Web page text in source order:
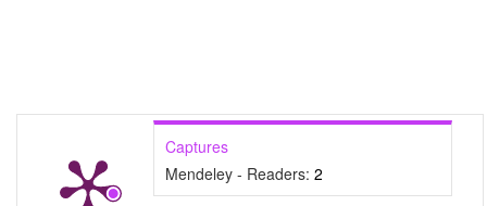
Captures
Mendeley - Readers: 2